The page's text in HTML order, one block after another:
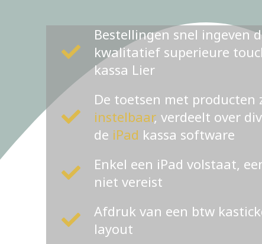
Bestellingen snel ingeven
kwalitatief superieure
kassa Lier
De toetsen met producten
instelbaar, verdeelt over
de iPad kassa software
Enkel een iPad volstaat,
niet vereist
Afdruk van een btw
layout